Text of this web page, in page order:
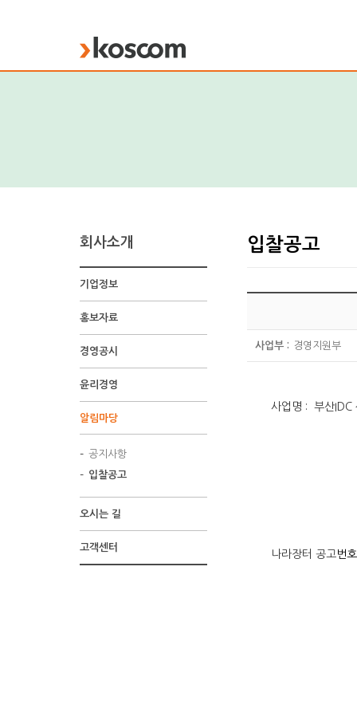
KOSCOM
회사소개
기업정보
홍보자료
경영공시
윤리경영
알림마당
공지사항
입찰공고
오시는 길
고객센터
입찰공고
사업부 : 경영지원부
사업명 : 부산IDC
나라장터 공고번